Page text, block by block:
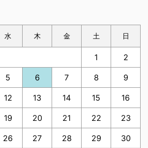
水 木 金 土 日
1 2
5 6 7 8 9
12 13 14 15 16
19 20 21 22 23
26 27 28 29 30